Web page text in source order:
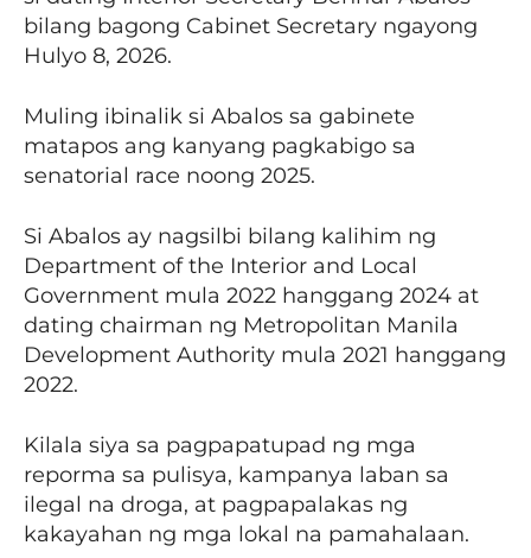
bilang bagong Cabinet Secretary ngayong
Hulyo 8, 2026.
Muling ibinalik si Abalos sa gabinete
matapos ang kanyang pagkabigo sa
senatorial race noong 2025.
Si Abalos ay nagsilbi bilang kalihim ng
Department of the Interior and Local
Government mula 2022 hanggang 2024 at
dating chairman ng Metropolitan Manila
Development Authority mula 2021 hanggang
2022.
Kilala siya sa pagpapatupad ng mga
reporma sa pulisya, kampanya laban sa
ilegal na droga, at pagpapalakas ng
kakayahan ng mga lokal na pamahalaan.